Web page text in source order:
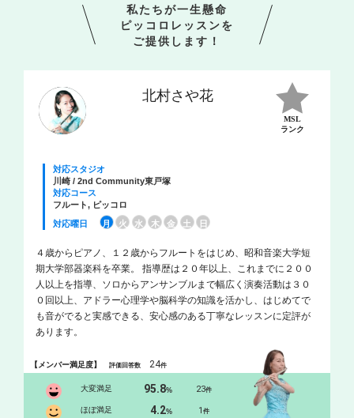
私たちが一生懸命
ピッコロレッスンを
ご提供します！
北村さや花
MSL
ランク
対応スタジオ
川崎 / 2nd Community東戸塚
対応コース
フルート, ピッコロ
対応曜日
月 火 水 木 金 土 日
４歳からピアノ、１２歳からフルートをはじめ、昭和音楽大学短
期大学部器楽科を卒業。 指導歴は２０年以上、これまでに２００
人以上を指導、ソロからアンサンブルまで幅広く演奏活動は３０
０回以上、アドラー心理学や脳科学の知識を活かし、はじめてで
も音がでると実感できる、安心感のある丁寧なレッスンに定評が
あります。
【メンバー満足度】評価回答数 24件
大変満足 95.8% 23件
ほぼ満足 4.2% 1 件